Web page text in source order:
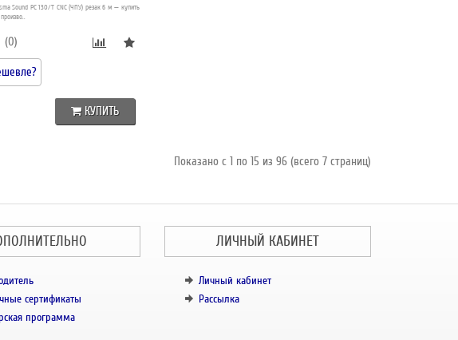
Sound PC 130/T CNC (ЧПУ) резак 6 м — купить
(0)
КУПИТЬ
Показано с 1 по 15 из 96 (всего 7 страниц)
сертификаты
программа
ЛИЧНЫЙ КАБИНЕТ
Личный кабинет
Рассылка